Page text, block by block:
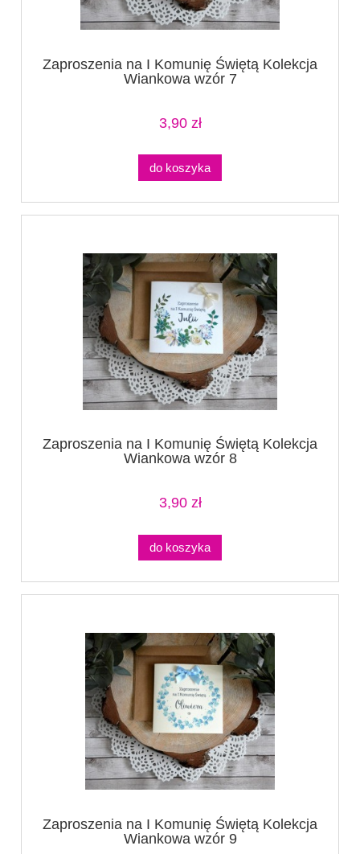
Zaproszenia na I Komunię Świętą Kolekcja
Wiankowa wzór 7
3,90 zł
do koszyka
Zaproszenia na I Komunię Świętą Kolekcja
Wiankowa wzór 8
3,90 zł
do koszyka
Zaproszenia na I Komunię Świętą Kolekcja
Wiankowa wzór 9